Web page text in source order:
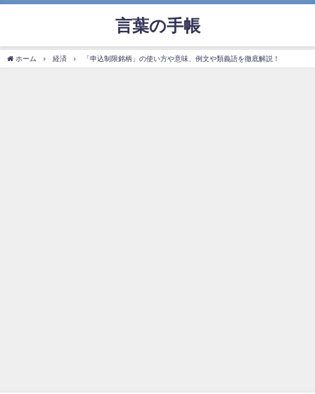
言葉の手帳
ホーム 経済 「申込制限銘柄」の使い方や意味、例文や類義語を徹底解説！